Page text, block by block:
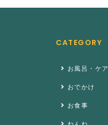
CATEGORY
お風呂・ケア
おでかけ
お食事